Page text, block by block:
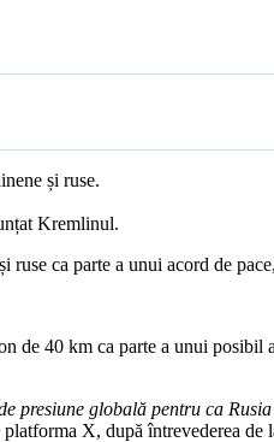
și ruse.
Kremlinul.
ca parte a unui acord de
de 40 km ca parte a unui posibil
presiune globală pentru ca
X, după întrevederea de